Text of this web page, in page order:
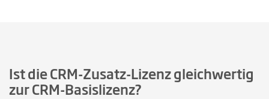
Ist die CRM-Zusatz-Lizenz gleichwertig
zur CRM-Basislizenz?